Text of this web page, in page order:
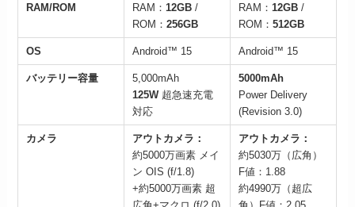
RAM/ROM RAM：12GB /
ROM：256GB
RAM：12GB /
ROM：512GB
OS Android™ 15 Android™ 15
バッテリー容量
5,000mAh
125W超急速充電
対応
5000mAh
Power Delivery
(Revision 3.0)
カメラ
アウトカメラ：
約5000万画素 メイ
ン OIS (f/1.8)
+約5000万画素 超
アウトカメラ：
約5030万（広角）
F値：1.88
約4990万（超広